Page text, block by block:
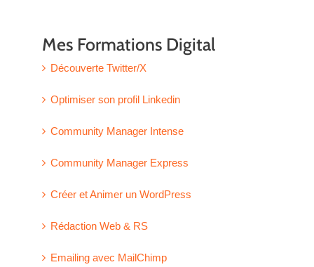
Mes Formations Digital
Découverte Twitter/X
Optimiser son profil Linkedin
Community Manager Intense
Community Manager Express
Créer et Animer un WordPress
Rédaction Web & RS
Emailing avec MailChimp